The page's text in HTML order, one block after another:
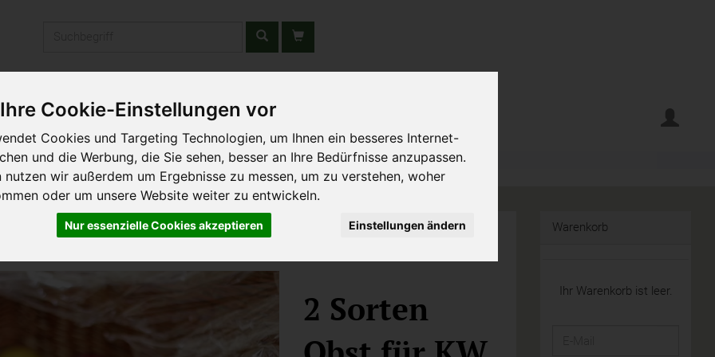
Cookie-Einstellungen vor
Cookies und Targeting Technologien, um Ihnen ein besseres Internet-
und die Werbung, die Sie sehen, besser an Ihre Bedürfnisse anzupassen.
nutzen wir außerdem um Ergebnisse zu messen, um zu verstehen, woher
oder um unsere Website weiter zu entwickeln.
Nur essenzielle Cookies akzeptieren Einstellungen ändern
& Schulen Liefergebiet
2 Sorten
Warenkorb
Ihr Warenkorb ist leer.